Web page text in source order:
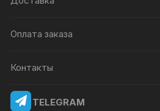
Оплата заказа
Контакты
TELEGRAM